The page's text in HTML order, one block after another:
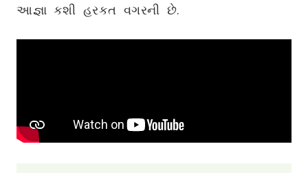
આજ્ઞા કશી હરકત વગરની છે.